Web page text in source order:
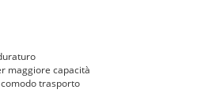
maggiore capacità
trasporto